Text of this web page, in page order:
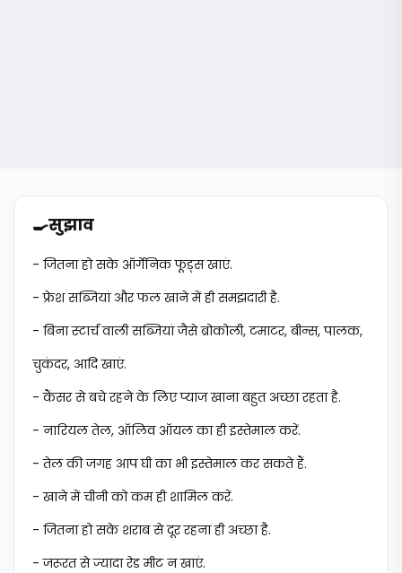
🍳सुझाव
- जितना हो सके ऑर्गेनिक फूड्स खाएं.
- फ्रेश सब्जियां और फल खाने में ही समझदारी है.
- बिना स्टार्च वाली सब्जियां जैसे ब्रोकोली, टमाटर, बीन्स, पालक,
चुकंदर, आदि खाएं.
- कैंसर से बचे रहने के लिए प्याज खाना बहुत अच्छा रहता है.
- नारियल तेल, ऑलिव ऑयल का ही इस्तेमाल करें.
- तेल की जगह आप घी का भी इस्तेमाल कर सकते हैं.
- खाने में चीनी को कम ही शामिल करें.
- जितना हो सके शराब से दूर रहना ही अच्छा है.
- जरूरत से ज्यादा रेड मीट न खाएं.